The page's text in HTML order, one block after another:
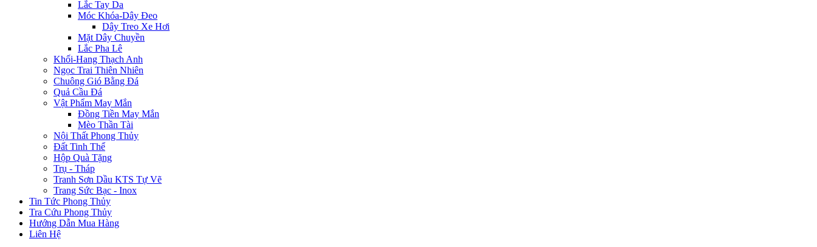
Lắc Tay Da
Móc Khóa-Dây Đeo
Dây Treo Xe Hơi
Mặt Dây Chuyền
Lắc Pha Lê
Khối-Hang Thạch Anh
Ngọc Trai Thiên Nhiên
Chuông Gió Bằng Đá
Quả Cầu Đá
Vật Phẩm May Mắn
Đồng Tiền May Mắn
Mèo Thần Tài
Nội Thất Phong Thủy
Đất Tinh Thể
Hộp Quà Tặng
Trụ - Tháp
Tranh Sơn Dầu KTS Tự Vẽ
Trang Sức Bạc - Inox
Tin Tức Phong Thủy
Tra Cứu Phong Thủy
Hướng Dẫn Mua Hàng
Liên Hệ